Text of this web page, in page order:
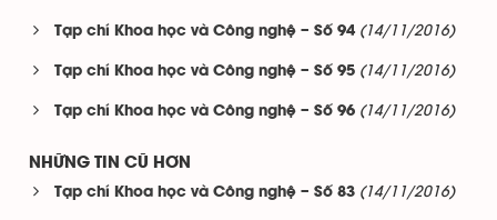
Tạp chí Khoa học và Công nghệ – Số 94 (14/11/2016)
Tạp chí Khoa học và Công nghệ – Số 95 (14/11/2016)
Tạp chí Khoa học và Công nghệ – Số 96 (14/11/2016)
NHỮNG TIN CŨ HƠN
Tạp chí Khoa học và Công nghệ – Số 83 (14/11/2016)